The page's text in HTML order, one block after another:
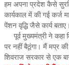
हम अपना प्रदेश कैसे
कार्यकाल में की गई कर्ज
पेंशन वृद्धि जैसे कार्य बताए।
पूर्व मुख्यमंत्री ने कहा
पर नहीं बैठूंगा। मैं मप्र की
शिवराज सरकार से एक